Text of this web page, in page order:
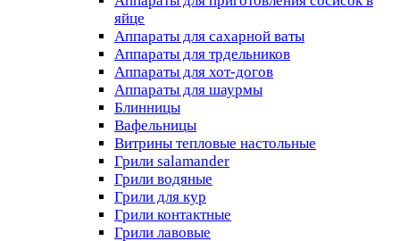
яйце
Аппараты для сахарной ваты
Аппараты для трдельников
Аппараты для хот-догов
Аппараты для шаурмы
Блинницы
Вафельницы
Витрины тепловые настольные
Грили salamander
Грили водяные
Грили для кур
Грили контактные
Грили лавовые